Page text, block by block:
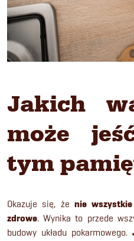
Jakich
może
tym
Okazuje się, że nie
zdrowe. Wynika to przede
budowy układu pokarmowego.